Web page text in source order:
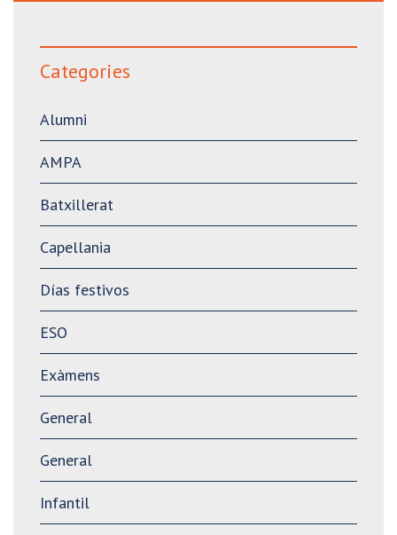
Categories
Alumni
AMPA
Batxillerat
Capellania
Días festivos
ESO
Exàmens
General
General
Infantil